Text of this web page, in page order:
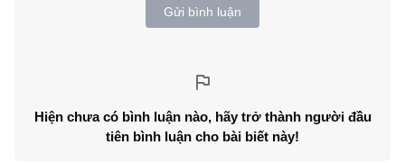
Gửi bình luận
Hiện chưa có bình luận nào, hãy trở thành người đầu
tiên bình luận cho bài biết này!